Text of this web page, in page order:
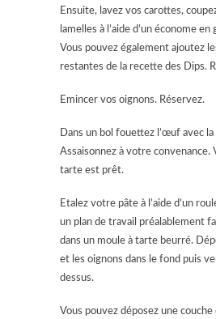
Ensuite, lavez vos carottes,
lamelles à l’aide d’un économe en
Vous pouvez également ajoutez
restantes de la recette des Dips.
Emincer vos oignons. Réservez.
Dans un bol fouettez l’œuf avec
Assaisonnez à votre convenance.
tarte est prêt.
Etalez votre pâte à l’aide d’un
un plan de travail préalablement
dans un moule à tarte beurré.
et les oignons dans le fond puis
dessus.
Vous pouvez déposez une